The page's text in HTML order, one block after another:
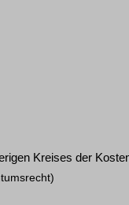
Kreises der